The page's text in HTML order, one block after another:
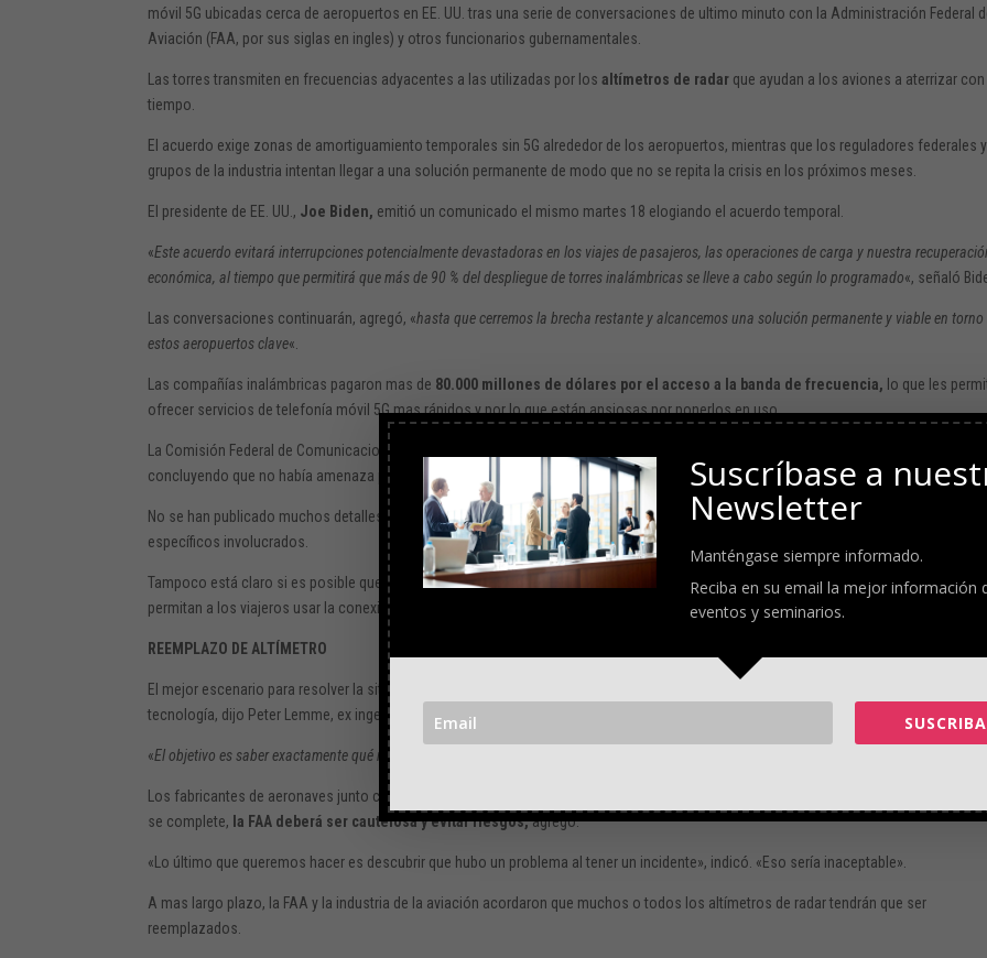
móvil 5G ubicadas cerca de aeropuertos en EE. UU. tras una serie de conversaciones de ultimo minuto con la Administración Federal
Aviación (FAA, por sus siglas en ingles) y otros funcionarios gubernamentales.
Las torres transmiten en frecuencias adyacentes a las utilizadas por losaltímetros de radar que ayudan a los aviones a aterrizar con
tiempo.
El acuerdo exige zonas de amortiguamiento temporales sin 5G alrededor de los aeropuertos, mientras que los reguladores federales
grupos de la industria intentan llegar a una solución permanente de modo que no se repita la crisis en los próximos meses.
El presidente de EE. UU., Joe Biden, emitió un comunicado el mismo martes 18 elogiando el acuerdo temporal.
«Este acuerdo evitará interrupciones potencialmente devastadoras en los viajes de pasajeros, las operaciones de carga y nuestra
económica, al tiempo que permitirá que más de 90 % del despliegue de torres inalámbricas se lleve a cabo según lo programado«, señaló
Las conversaciones continuarán, agregó, «hasta que cerremos la brecha restante y alcancemos una solución permanente y viable en torno
estos aeropuertos clave«.
Las compañías inalámbricas pagaron mas de 80.000 millones de dólares por el acceso a la banda de frecuencia, lo que les
ofrecer servicios de telefonía móvil 5G mas rápidos y por lo que están ansiosas por ponerlos en uso.
La Comisión Federal de Comunicaciones aprobó la transferencia de las frecuencias de otros usos a las empresas el año pasado,
concluyendo que no había amenaza para la seguridad de la aviación.
No se han publicado muchos detalles sobre el acuerdo del martes, como el tamaño de las zonas de exclusión y los aeropuertos
específicos involucrados.
Tampoco está claro si es posible que las compañías inalámbricas instalen sistemas 5G dentro de los aeropuertos de manera que
permitan a los viajeros usar la conexión más rápida de forma segura.
REEMPLAZO DE ALTÍMETRO
El mejor escenario para resolver la situación de 5G sería si el análisis muestra que los altímetros no están en riesgo por las señales de
tecnología, dijo Peter Lemme, ex ingeniero en electrónica de aeronaves y consultor en comunicaciones satelitales.
«El objetivo es saber exactamente qué niveles de interferencia serán causados
Los fabricantes de aeronaves junto con la FAA y las compañías de telefonía inalámbrica están realizando ese arduo trabajo. Hasta que
se complete, la FAA deberá ser cautelosa y evitar riesgos,agregó.
«Lo último que queremos hacer es descubrir que hubo un problema al tener un incidente», indicó. «Eso sería inaceptable».
A mas largo plazo, la FAA y la industria de la aviación acordaron que muchos o todos los altímetros de radar tendrán que ser
reemplazados.
Suscríbase a
Newsletter
Manténgase siempre informado.
Reciba en su email la mejor información
eventos y seminarios.